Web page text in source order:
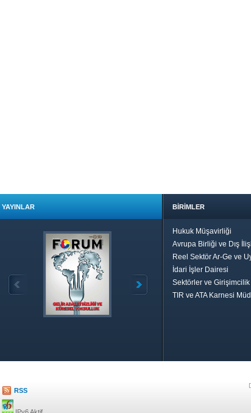
YAYINLAR BİRİMLER
Hukuk Müşavirliği
Avrupa Birliği ve Dış
Reel Sektör Ar-Ge ve
İdari İşler Dairesi
Sektörler ve
TIR ve ATA Karnesi
RSS